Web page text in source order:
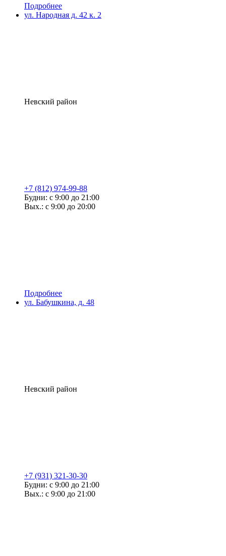
Подробнее
ул. Народная д. 42 к. 2
Невский район
+7 (812) 974-99-88
Будни: с 9:00 до 21:00
Вых.: с 9:00 до 20:00
Подробнее
ул. Бабушкина, д. 48
Невский район
+7 (931) 321-30-30
Будни: с 9:00 до 21:00
Вых.: с 9:00 до 21:00